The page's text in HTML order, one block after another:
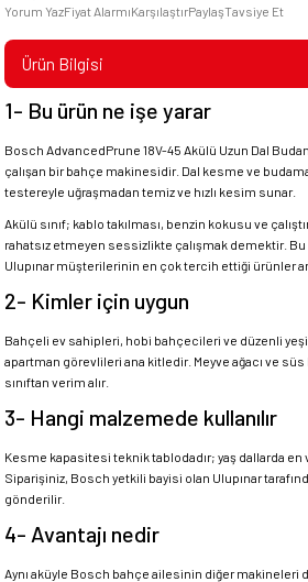
Yorum YazFiyat AlarmıKarşılaştırPaylaşTavsiye Et
Ürün Bilgisi
1- Bu ürün ne işe yarar
Bosch AdvancedPrune 18V-45 Akülü Uzun Dal
çalışan bir bahçe makinesidir. Dal kesme ve
testereyle uğraşmadan temiz ve hızlı kesim sunar.
Akülü sınıf; kablo takılması, benzin kokusu ve
rahatsız etmeyen sessizlikte çalışmak demektir. Bu
Ulupınar müşterilerinin en çok tercih ettiği ürünler
2- Kimler için uygun
Bahçeli ev sahipleri, hobi bahçecileri ve düzenli
apartman görevlileri ana kitledir. Meyve ağacı ve
sınıftan verim alır.
3- Hangi malzemede kullanılır
Kesme kapasitesi teknik tablodadır; yaş dallarda
Siparişiniz, Bosch yetkili bayisi olan Ulupınar
gönderilir.
4- Avantajı nedir
Aynı aküyle Bosch bahçe ailesinin diğer makineleri